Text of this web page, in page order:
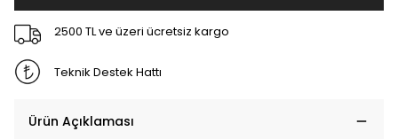
2500 TL ve üzeri ücretsiz kargo
Teknik Destek Hattı
Ürün Açıklaması